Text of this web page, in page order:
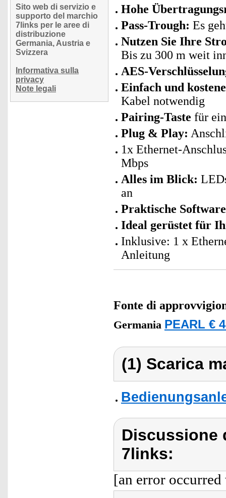
Sito web di servizio e
supporto del marchio
7links per le aree di
distribuzione
Germania, Austria e
Svizzera
Informativa sulla
privacy
Note legali
Hohe
Pass-Trough: Es
Nutzen Sie Ihre
Bis zu 300 m weit
AES-
Einfach und
Kabel notwendig
Pairing-Taste für
Plug & Play:
1x Ethernet-
Mbps
Alles im Blick:
an
Praktische
Ideal gerüstet für
Inklusive: 1 x
Anleitung
Fonte di
Germania PEARL €
(1) Scarica
Discussione
7links:
[an error